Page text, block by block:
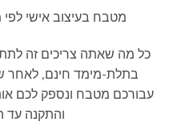
מטבח בעיצוב אישי לפי
כל מה שאתה צריכים זה לתת
בתלת-מימד חינם, לאחר
והתקנה עד